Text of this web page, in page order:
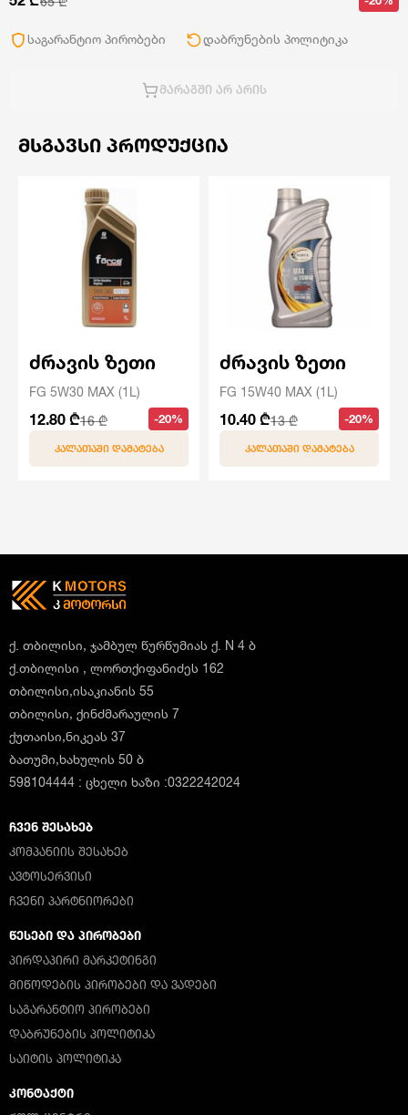
საგარანტიო პირობები დაბრუნების პოლიტიკა
ᲛᲐᲠᲐᲒᲨᲘ ᲐᲠ ᲐᲠᲘᲡ
ᲛᲡᲒᲐᲕᲡᲘ ᲞᲠᲝᲓᲣᲥᲪᲘᲐ
ძრავის ზეთი
FG 5W30 MAX (1L)
12.80 ₾16 ₾ -20%
ᲙᲐᲚᲐᲗᲐᲨᲘ ᲓᲐᲛᲐᲢᲔᲑᲐ
ძრავის ზეთი
FG 15W40 MAX (1L)
10.40 ₾13 ₾ -20%
ᲙᲐᲚᲐᲗᲐᲨᲘ ᲓᲐᲛᲐᲢᲔᲑᲐ
ქ. თბილისი, ჯამბულ წურწუმიას ქ. N 4 ბ
ქ.თბილისი , ლორთქიფანიძეს 162
თბილისი,ისაკიანის 55
თბილისი, ქინძმარაულის 7
ქუთაისი,ნიკეას 37
ბათუმი,ხახულის 50 ბ
598104444 : ცხელი ხაზი :0322242024
ᲩᲕᲔᲜ ᲨᲔᲡᲐᲮᲔᲑ
ᲙᲝᲛᲞᲐᲜᲘᲘᲡ ᲨᲔᲡᲐᲮᲔᲑ
ᲐᲕᲢᲝᲡᲔᲠᲕᲘᲡᲘ
ᲩᲕᲔᲜᲘ ᲞᲐᲠᲢᲜᲘᲝᲠᲔᲑᲘ
ᲬᲔᲡᲔᲑᲘ ᲓᲐ ᲞᲘᲠᲝᲑᲔᲑᲘ
ᲞᲘᲠᲓᲐᲞᲘᲠᲘ ᲛᲐᲠᲙᲔᲢᲘᲜᲒᲘ
ᲛᲘᲬᲝᲓᲔᲑᲘᲡ ᲞᲘᲠᲝᲑᲔᲑᲘ ᲓᲐ ᲕᲐᲓᲔᲑᲘ
ᲡᲐᲒᲐᲠᲐᲜᲢᲘᲝ ᲞᲘᲠᲝᲑᲔᲑᲘ
ᲓᲐᲑᲠᲣᲜᲔᲑᲘᲡ ᲞᲝᲚᲘᲢᲘᲙᲐ
ᲡᲐᲘᲢᲘᲡ ᲞᲝᲚᲘᲢᲘᲙᲐ
ᲙᲝᲜᲢᲐᲥᲢᲘ